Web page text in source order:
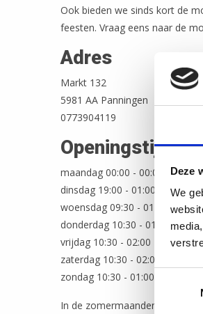
Deze
We
Ook bieden we sinds kort de
feesten. Vraag eens naar de
Adres
Markt 132
5981 AA Panningen
0773904119
Openingstijden
maandag 00:00 - 00:00
dinsdag 19:00 - 01:00
woensdag 09:30 - 01:00
donderdag 10:30 - 01:00
vrijdag 10:30 - 02:00
zaterdag 10:30 - 02:00
zondag 10:30 - 01:00
In de zomermaanden zijn we